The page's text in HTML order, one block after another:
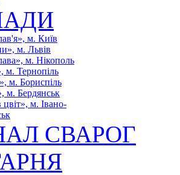
м. Київ
м. Львів
м. Нікополь
м. Тернопіль
м. Бориспіль
м. Бердянськ
цвіт», м. Івано-
СВАРОГ